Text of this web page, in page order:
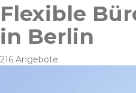
Flexible
in Berlin
216 Angebote